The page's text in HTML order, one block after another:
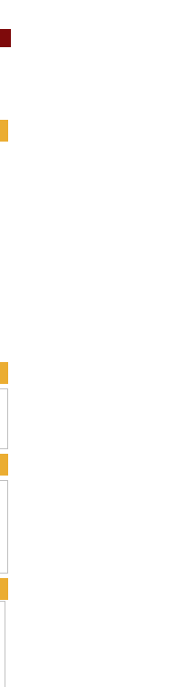
гастроли, выставки,